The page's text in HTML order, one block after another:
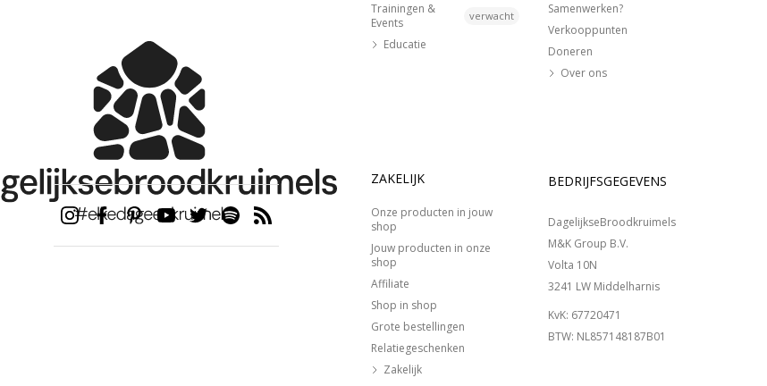
Trainingen &
Events
verwacht
Educatie
Samenwerken?
Verkooppunten
Doneren
Over ons
ZAKELIJK
Onze producten in jouw
shop
Jouw producten in onze
shop
Affiliate
Shop in shop
Grote bestellingen
Relatiegeschenken
Zakelijk
BEDRIJFSGEGEVENS
DagelijkseBroodkruimels
M&K Group B.V.
Volta 10N
3241 LW Middelharnis
KvK: 67720471
BTW: NL857148187B01